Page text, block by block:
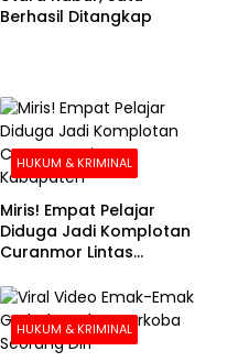
Berhasil Ditangkap
HUKUM & KRIMINAL
Miris! Empat Pelajar
Diduga Jadi Komplotan
Curanmor Lintas
HUKUM & KRIMINAL